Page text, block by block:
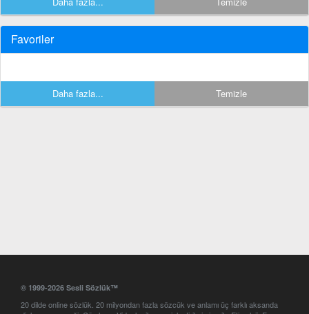
Favoriler
Daha fazla... Temizle
© 1999-2026 Sesli Sözlük™
20 dilde online sözlük. 20 milyondan fazla sözcük ve anlamı üç farklı aksanda